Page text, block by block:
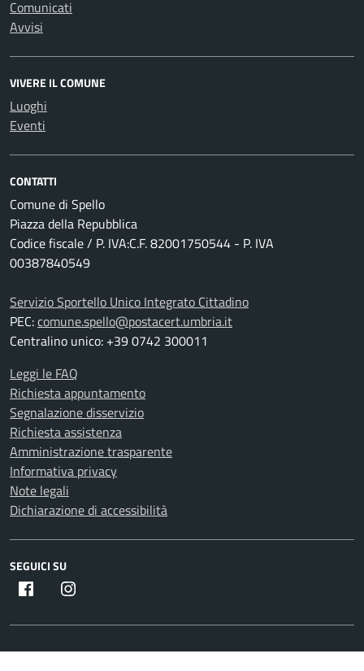
Comunicati
Avvisi
VIVERE IL COMUNE
Luoghi
Eventi
CONTATTI
Comune di Spello
Piazza della Repubblica
Codice fiscale / P. IVA:C.F. 82001750544 - P. IVA
00387840549
Servizio Sportello Unico Integrato Cittadino
PEC:comune.spello@postacert.umbria.it
Centralino unico: +39 0742 300011
Leggi le FAQ
Richiesta appuntamento
Segnalazione disservizio
Richiesta assistenza
Amministrazione trasparente
Informativa privacy
Note legali
Dichiarazione di accessibilità
SEGUICI SU
Facebook